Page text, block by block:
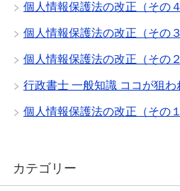
個人情報保護法の改正（その４
個人情報保護法の改正（その３
個人情報保護法の改正（その２
行政書士 一般知識 ココが狙
個人情報保護法の改正（その１
カテゴリー